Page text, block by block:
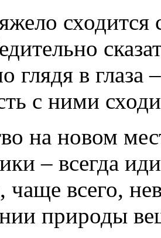
глядя в глаза
с ними
на новом
– всегда
чаще всего,
природы